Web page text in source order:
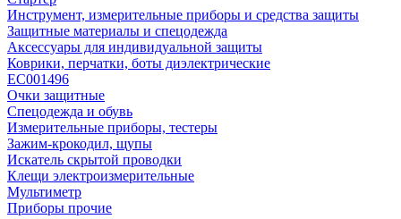
Инструмент, измерительные приборы и средства защиты
Защитные материалы и спецодежда
Аксессуары для индивидуальной защиты
Коврики, перчатки, боты диэлектрические
EC001496
Очки защитные
Спецодежда и обувь
Измерительные приборы, тестеры
Зажим-крокодил, щупы
Искатель скрытой проводки
Клещи электроизмерительные
Мультиметр
Приборы прочие